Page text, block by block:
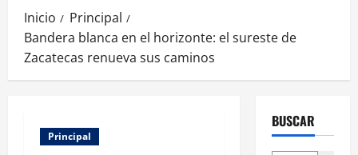
Inicio
Principal
Bandera blanca en el horizonte: el sureste de
Zacatecas renueva sus caminos
Principal
BUSCAR